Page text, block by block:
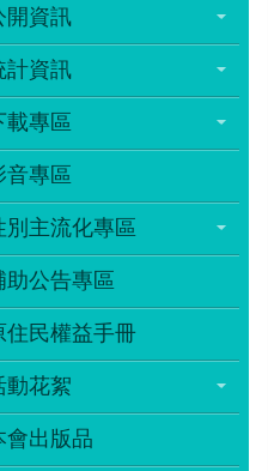
開資訊
計資訊
載專區
音專區
別主流化專區
助公告專區
住民權益手冊
動花絮
會出版品